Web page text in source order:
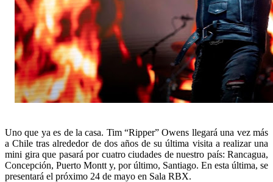
Uno que ya es de la casa. Tim “Ripper” Owens llegará una vez más
a Chile tras alrededor de dos años de su última visita a realizar una
mini gira que pasará por cuatro ciudades de nuestro país: Rancagua,
Concepción, Puerto Montt y, por último, Santiago. En esta última, se
presentará el próximo 24 de mayo en Sala RBX.